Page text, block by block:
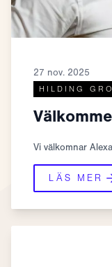
27 nov. 2025
HILDING
Vi välkomnar
LÄS MER